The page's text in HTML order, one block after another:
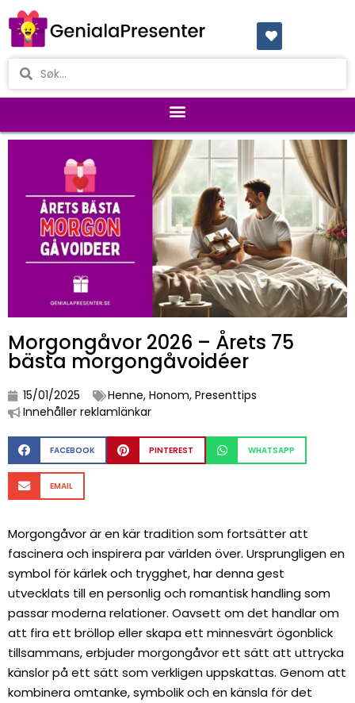
Morgongåvor 2026 – Årets 75
bästa morgongåvoidéer
15/01/2025 Henne, Honom, Presenttips
Innehåller reklamlänkar
FACEBOOK PINTEREST WHATSAPP
EMAIL
Morgongåvor är en kär tradition som fortsätter att
fascinera och inspirera par världen över. Ursprungligen en
symbol för kärlek och trygghet, har denna gest
utvecklats till en personlig och romantisk handling som
passar moderna relationer. Oavsett om det handlar om
att fira ett bröllop eller skapa ett minnesvärt ögonblick
tillsammans, erbjuder morgongåvor ett sätt att uttrycka
känslor på ett sätt som verkligen uppskattas. Genom att
kombinera omtanke, symbolik och en känsla för det